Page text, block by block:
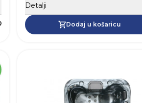
Dodaj u košaricu
Detalji
Dodaj u košaricu